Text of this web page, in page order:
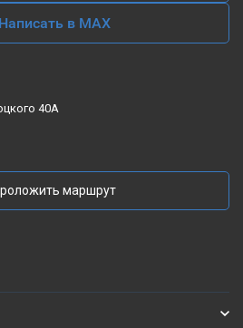
Написать в MAX
40А
маршрут